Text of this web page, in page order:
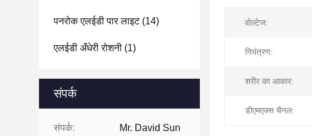
पनरोक एलईडी पार लाइट(14)
एलईडी अँधेरी रोशनी (1)
संपर्क
संपर्क: Mr. David Sun
वोल्टेज:
नियंत्रण:
शरीर का आकार:
डीएमएक्स चैनल: